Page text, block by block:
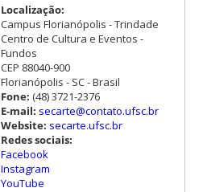
Localização:
Campus Florianópolis - Trindade
Centro de Cultura e Eventos -
Fundos
CEP 88040-900
Florianópolis - SC - Brasil
Fone: (48) 3721-2376
E-mail: secarte@contato.ufsc.br
Website: secarte.ufsc.br
Redes sociais:
Facebook
Instagram
YouTube